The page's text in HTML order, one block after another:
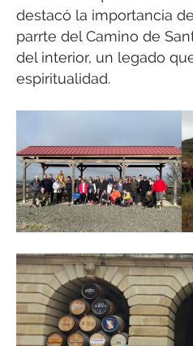
destacó la importancia
parrte del Camino de
del interior, un legado
espiritualidad.